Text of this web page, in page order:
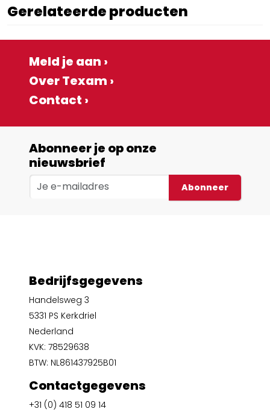
Gerelateerde producten
Meld je aan ›
Over Texam ›
Contact ›
Abonneer je op onze
nieuwsbrief
Abonneer
Bedrijfsgegevens
Handelsweg 3
5331 PS Kerkdriel
Nederland
KVK: 78529638
BTW: NL861437925B01
Contactgegevens
+31 (0) 418 51 09 14